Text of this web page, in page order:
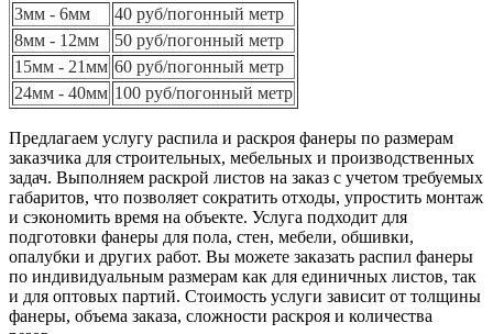
3мм - 6мм
40 руб/погонный метр
8мм - 12мм
50 руб/погонный метр
15мм - 21мм 60 руб/погонный метр
24мм - 40мм 100 руб/погонный метр
Предлагаем услугу распила и раскроя фанеры по размерам
заказчика для строительных, мебельных и производственных
задач. Выполняем раскрой листов на заказ с учетом требуемых
габаритов, что позволяет сократить отходы, упростить монтаж
и сэкономить время на объекте. Услуга подходит для
подготовки фанеры для пола, стен, мебели, обшивки,
опалубки и других работ. Вы можете заказать распил фанеры
по индивидуальным размерам как для единичных листов, так
и для оптовых партий. Стоимость услуги зависит от толщины
фанеры, объема заказа, сложности раскроя и количества